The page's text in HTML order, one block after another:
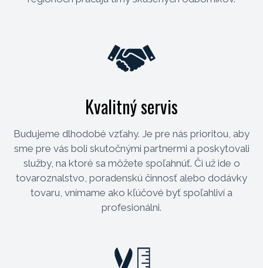
Kvalitný servis
Budujeme dlhodobé vzťahy. Je pre nás prioritou, aby
sme pre vás boli skutočnými partnermi a poskytovali
služby, na ktoré sa môžete spoľahnúť. Či už ide o
tovaroznalstvo, poradenskú činnosť alebo dodávky
tovaru, vnímame ako kľúčové byť spoľahliví a
profesionálni.